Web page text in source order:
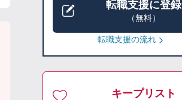
転職支援に登録
（無料）
転職支援の流れ
キープリスト